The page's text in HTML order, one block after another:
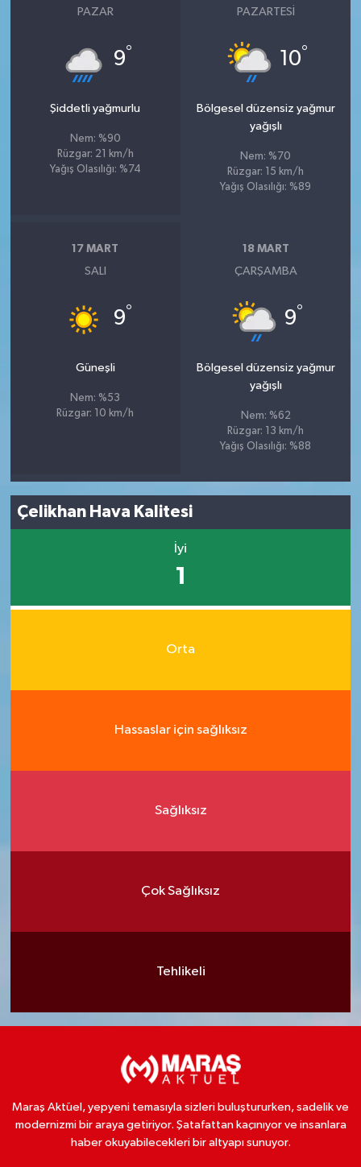
PAZAR
9°
Şiddetli yağmurlu
Nem: %90
Rüzgar: 21 km/h
Yağış Olasılığı: %74
PAZARTESI
10°
Bölgesel düzensiz yağmur
yağışlı
Nem: %70
Rüzgar: 15 km/h
Yağış Olasılığı: %89
17 MART
SALI
9°
Güneşli
Nem: %53
Rüzgar: 10 km/h
18 MART
ÇARŞAMBA
9°
Bölgesel düzensiz yağmur
yağışlı
Nem: %62
Rüzgar: 13 km/h
Yağış Olasılığı: %88
Çelikhan Hava Kalitesi
İyi
1
Orta
Hassaslar için sağlıksız
Sağlıksız
Çok Sağlıksız
Tehlikeli
Maraş Aktüel, yepyeni temasıyla sizleri buluştururken, sadelik ve
modernizmi bir araya getiriyor. Şatafattan kaçınıyor ve insanlara
haber okuyabilecekleri bir altyapı sunuyor.